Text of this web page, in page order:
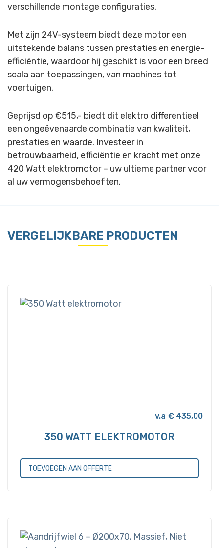
verschillende montage configuraties.
Met zijn 24V-systeem biedt deze motor een
uitstekende balans tussen prestaties en energie-
efficiëntie, waardoor hij geschikt is voor een breed
scala aan toepassingen, van machines tot
voertuigen.
Geprijsd op €515,- biedt dit elektro differentieel
een ongeëvenaarde combinatie van kwaliteit,
prestaties en waarde. Investeer in
betrouwbaarheid, efficiëntie en kracht met onze
420 Watt elektromotor – uw ultieme partner voor
al uw vermogensbehoeften.
VERGELIJKBARE PRODUCTEN
350 WATT ELEKTROMOTOR
€ 435,00
TOEVOEGEN AAN OFFERTE